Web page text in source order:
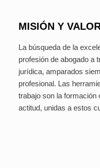
MISIÓN Y
La búsqueda de la
profesión de abogado a
jurídica, amparados
profesional. Las
trabajo son la formación
actitud, unidas a estos